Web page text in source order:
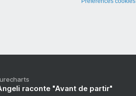
raconte "Avant de partir"